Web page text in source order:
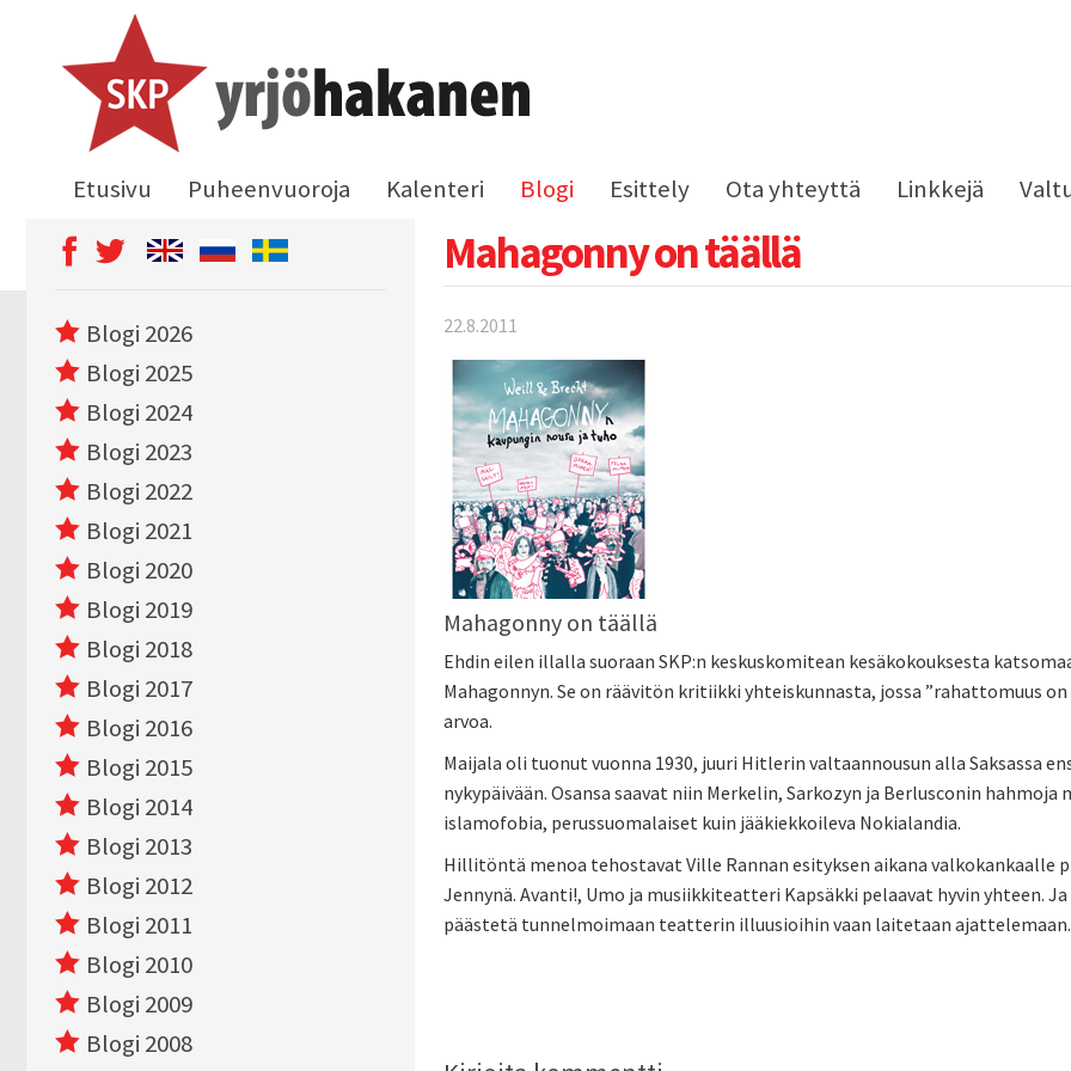
Etusivu Puheenvuoroja Kalenteri Blogi Esittely Ota yhteyttä Linkkejä
Mahagonny on täällä
22.8.2011
Mahagonny on täällä
Ehdin eilen illalla suoraan SKP:n keskuskomitean kesäkokouksesta
Mahagonnyn. Se on räävitön kritiikki yhteiskunnasta, jossa ”rahattomuus
arvoa.
Maijala oli tuonut vuonna 1930, juuri Hitlerin valtaannousun alla Saksassa
nykypäivään. Osansa saavat niin Merkelin, Sarkozyn ja Berlusconin
islamofobia, perussuomalaiset kuin jääkiekkoileva Nokialandia.
Hillitöntä menoa tehostavat Ville Rannan esityksen aikana valkokankaalle
Jennynä. Avanti!, Umo ja musiikkiteatteri Kapsäkki pelaavat hyvin yhteen.
päästetä tunnelmoimaan teatterin illuusioihin vaan laitetaan ajattelemaan.
Blogi 2026
Blogi 2025
Blogi 2024
Blogi 2023
Blogi 2022
Blogi 2021
Blogi 2020
Blogi 2019
Blogi 2018
Blogi 2017
Blogi 2016
Blogi 2015
Blogi 2014
Blogi 2013
Blogi 2012
Blogi 2011
Blogi 2010
Blogi 2009
Blogi 2008